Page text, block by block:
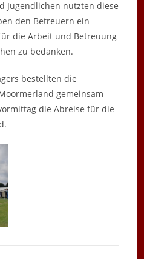
Jugendlichen nutzten diese
den Betreuern ein
die Arbeit und Betreuung
zu bedanken.
bestellten die
gemeinsam
die Abreise für die